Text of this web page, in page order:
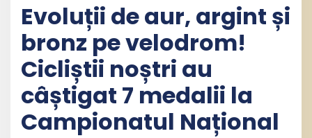
Evoluții de aur, argint și
bronz pe velodrom!
Cicliștii noștri au
câștigat 7 medalii la
Campionatul Național